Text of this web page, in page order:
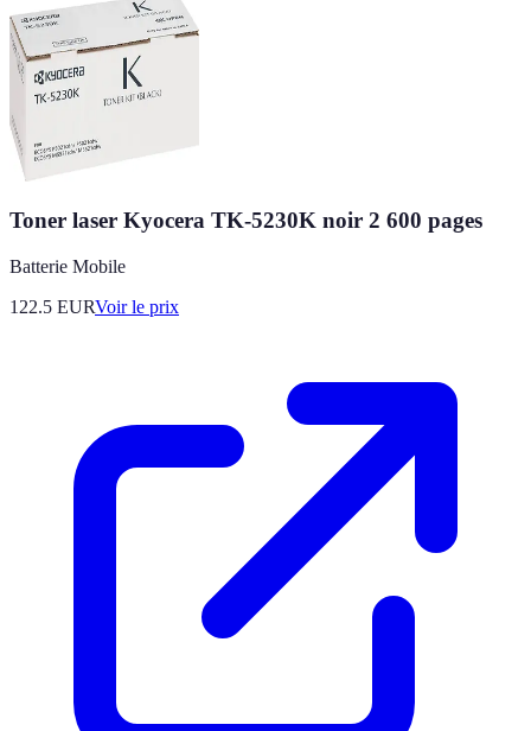
Toner laser Kyocera TK-5230K noir 2 600 pages
Batterie Mobile
122.5 EURVoir le prix